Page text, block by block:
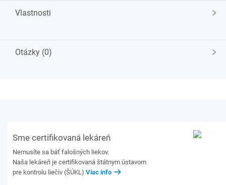
Vlastnosti
Otázky (0)
Sme certifikovaná lekáreň
Nemusíte sa báť falošných liekov.
Naša lekáreň je certifikovaná štátnym ústavom
pre kontrolu liečiv (ŠÚKL) Viac info